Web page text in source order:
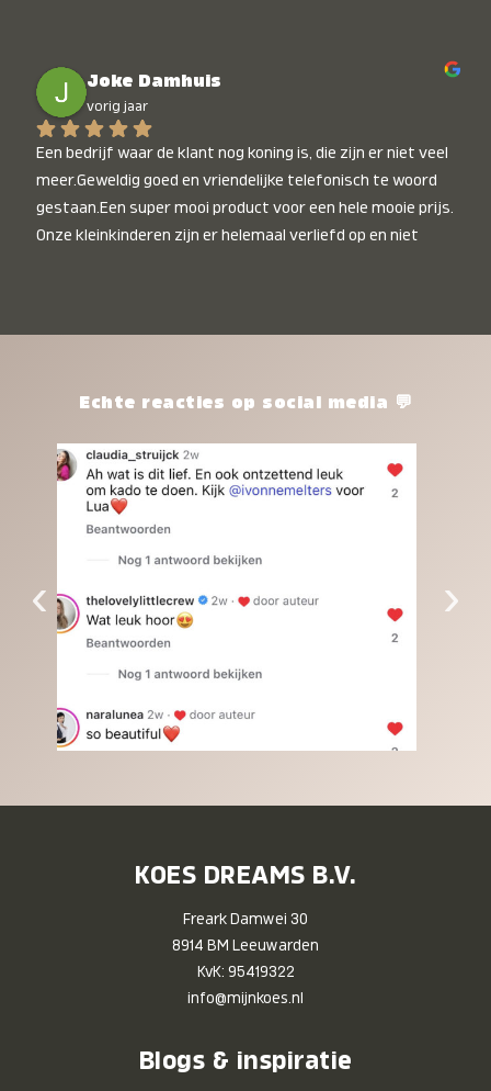
Joke Damhuis
vorig jaar
Een bedrijf waar de klant nog koning is, die zijn er niet veel
meer.Geweldig goed en vriendelijke telefonisch te woord
gestaan.Een super mooi product voor een hele mooie prijs.
Onze kleinkinderen zijn er helemaal verliefd op en niet
het waard.Echte reacties op social media 💬
‹ ›
KOES DREAMS B.V.
Freark Damwei 30
8914 BM Leeuwarden
KvK: 95419322
info@mijnkoes.nl
Blogs & inspiratie